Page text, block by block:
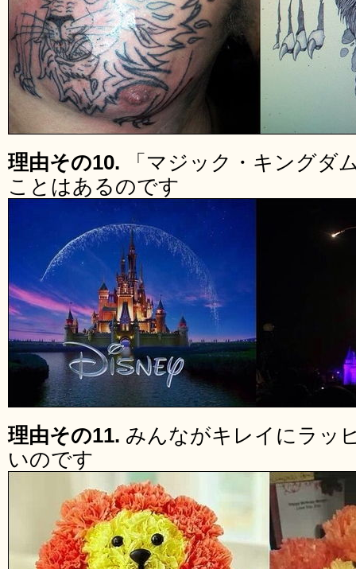
理由その10.
「マジック・キングダ
ことはあるのです
理由その11. みんながキレイにラッ
いのです